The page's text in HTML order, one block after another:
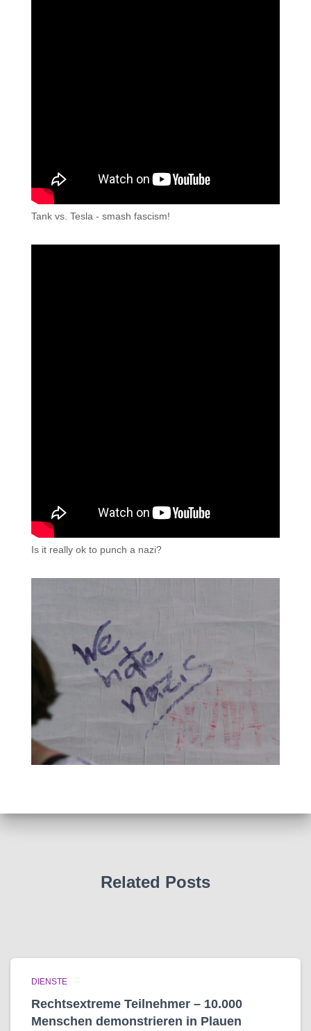
Tank vs. Tesla - smash fascism!
Is it really ok to punch a nazi?
Related Posts
DIENSTE
Rechtsextreme Teilnehmer – 10.000
Menschen demonstrieren in Plauen